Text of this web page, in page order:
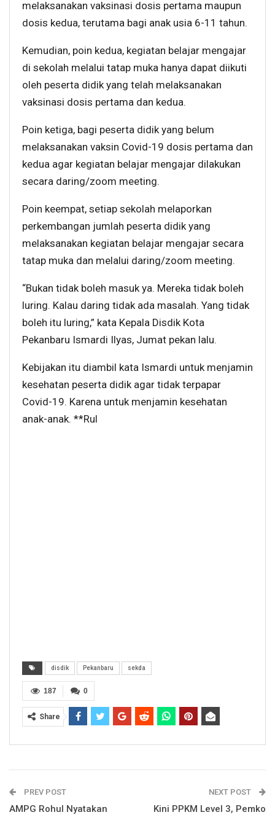
melaksanakan vaksinasi dosis pertama maupun
dosis kedua, terutama bagi anak usia 6-11 tahun.
Kemudian, poin kedua, kegiatan belajar mengajar
di sekolah melalui tatap muka hanya dapat diikuti
oleh peserta didik yang telah melaksanakan
vaksinasi dosis pertama dan kedua.
Poin ketiga, bagi peserta didik yang belum
melaksanakan vaksin Covid-19 dosis pertama dan
kedua agar kegiatan belajar mengajar dilakukan
secara daring/zoom meeting.
Poin keempat, setiap sekolah melaporkan
perkembangan jumlah peserta didik yang
melaksanakan kegiatan belajar mengajar secara
tatap muka dan melalui daring/zoom meeting.
“Bukan tidak boleh masuk ya. Mereka tidak boleh
luring. Kalau daring tidak ada masalah. Yang tidak
boleh itu luring,” kata Kepala Disdik Kota
Pekanbaru Ismardi Ilyas, Jumat pekan lalu.
Kebijakan itu diambil kata Ismardi untuk menjamin
kesehatan peserta didik agar tidak terpapar
Covid-19. Karena untuk menjamin kesehatan
anak-anak. **Rul
disdik Pekanbaru sekda
0
187
Share
PREV POST
AMPG Rohul Nyatakan
NEXT POST
Kini PPKM Level 3, Pemko